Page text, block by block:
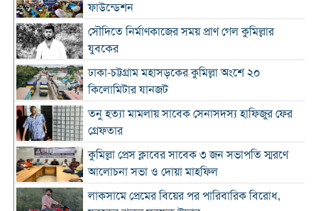
ফাউন্ডেশন
সৌদিতে নির্মাণকাজের সময় প্রাণ গেল কুমিল্লার
যুবকের
ঢাকা-চট্টগ্রাম মহাসড়কের কুমিল্লা অংশে ২০
কিলোমিটার যানজট
তনু হত্যা মামলায় সাবেক সেনাসদস্য হাফিজুর ফের
গ্রেফতার
কুমিল্লা প্রেস ক্লাবের সাবেক ৩ জন সভাপতি স্মরণে
আলোচনা সভা ও দোয়া মাহফিল
লাকসামে প্রেমের বিয়ের পর পারিবারিক বিরোধ,